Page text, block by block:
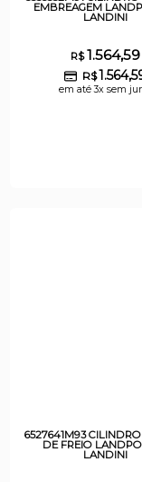
EMBREAGEM
LANDINI
R$1.564,59
R$
em até 3x sem
6527641M93
DE FREIO
LANDINI